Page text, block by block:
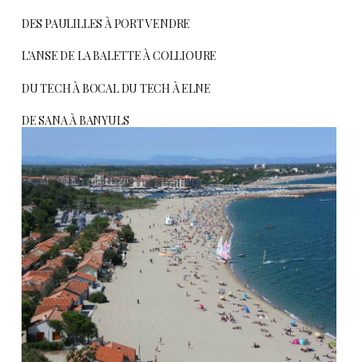
DES PAULILLES À PORT VENDRE
L'ANSE DE LA BALETTE À COLLIOURE
DU TECH À BOCAL DU TECH À ELNE
DE SANA À BANYULS